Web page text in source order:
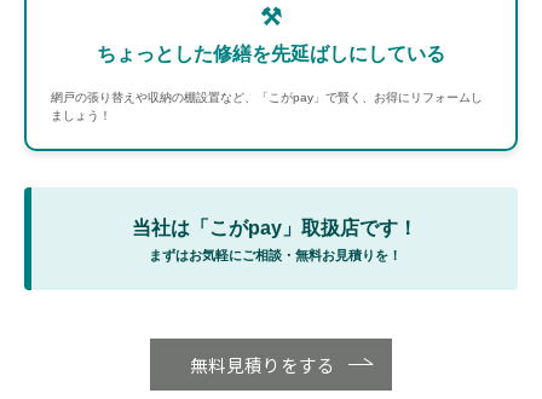
⚒️
ちょっとした修繕を先延ばしにしている
網戸の張り替えや収納の棚設置など、「こがpay」で賢く、お得にリフォームし
ましょう！
当社は「こがpay」取扱店です！
まずはお気軽にご相談・無料お見積りを！
無料見積りをする